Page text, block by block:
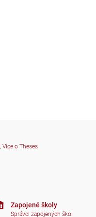
, Více o Theses
Zapojené školy
Správci zapojených škol